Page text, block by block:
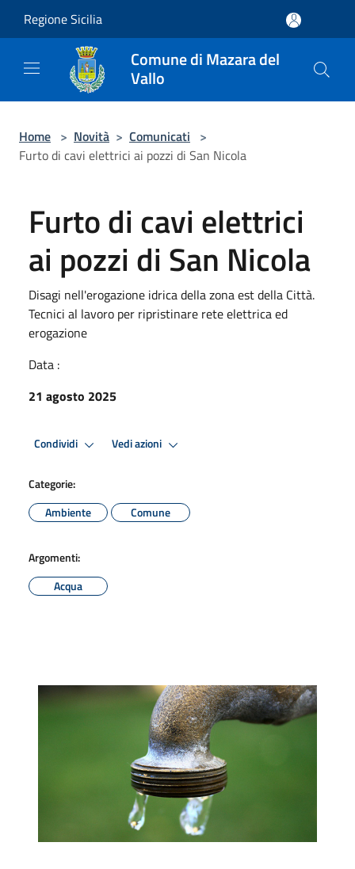
Regione Sicilia
Comune di Mazara del
Vallo
Home > Novità > Comunicati >
Furto di cavi elettrici ai pozzi di San Nicola
Furto di cavi elettrici
ai pozzi di San Nicola
Disagi nell'erogazione idrica della zona est della Città.
Tecnici al lavoro per ripristinare rete elettrica ed
erogazione ​
Data :
21 agosto 2025
Condividi Vedi azioni
Categorie:
Ambiente
Comune
Argomenti:
Acqua